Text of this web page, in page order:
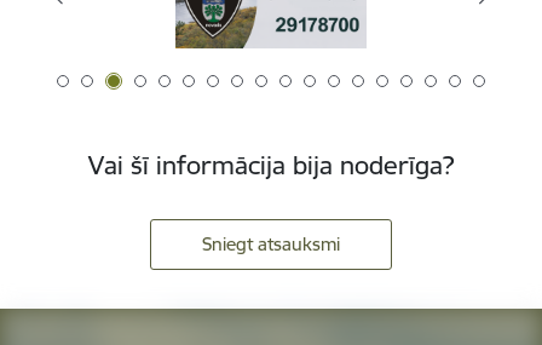
Vai šī informācija bija noderīga?
Sniegt atsauksmi